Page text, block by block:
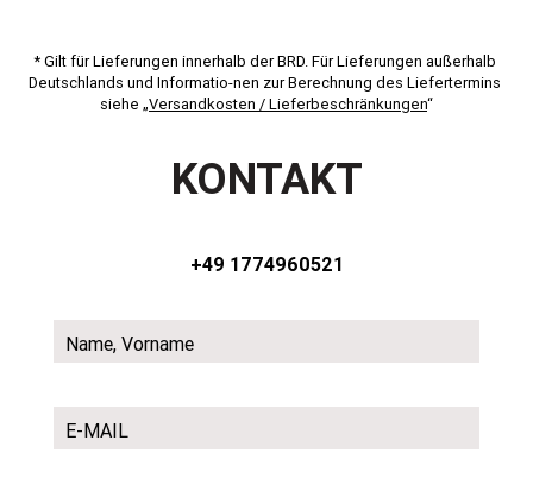
* Gilt für Lieferungen innerhalb der BRD. Für Lieferungen außerhalb
Deutschlands und Informatio-nen zur Berechnung des Liefertermins
siehe „Versandkosten / Lieferbeschränkungen“
KONTAKT
+49 1774960521
Name, Vorname
E-MAIL